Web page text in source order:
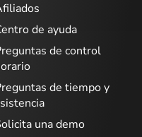
de ayuda
de control
de tiempo y
una demo